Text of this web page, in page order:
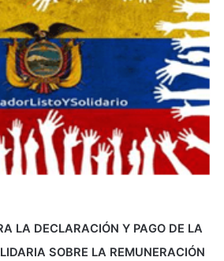
LA DECLARACIÓN Y PAGO DE LA
SOBRE LA REMUNERACIÓN